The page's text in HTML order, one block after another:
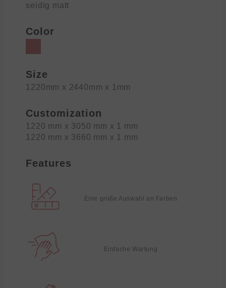
seidig matt
Color
Size
1220mm x 2440mm x 1mm
Customization
1220 mm x 3050 mm x 1 mm
1220 mm x 3660 mm x 1 mm
Features
Eine große Auswahl an Farben
Einfache Wartung